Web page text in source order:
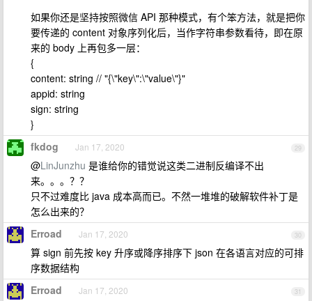
如果你还是坚持按照微信 API 那种模式，有个笨方法，就是把你
要传递的 content 对象序列化后，当作字符串参数看待，即在原
来的 body 上再包多一层：
{
content: string // "{\"key\":\"value\"}"
appid: string
sign: string
}
29
fkdog Jan 17, 2020
@LinJunzhu 是谁给你的错觉说这类二进制反编译不出
来。。。？？
只不过难度比 java 成本高而已。不然一堆堆的破解软件补丁是
怎么出来的？
30
Erroad Jan 17, 2020
算 sign 前先按 key 升序或降序排序下 json 在各语言对应的可排
序数据结构
31
Erroad Jan 17, 2020